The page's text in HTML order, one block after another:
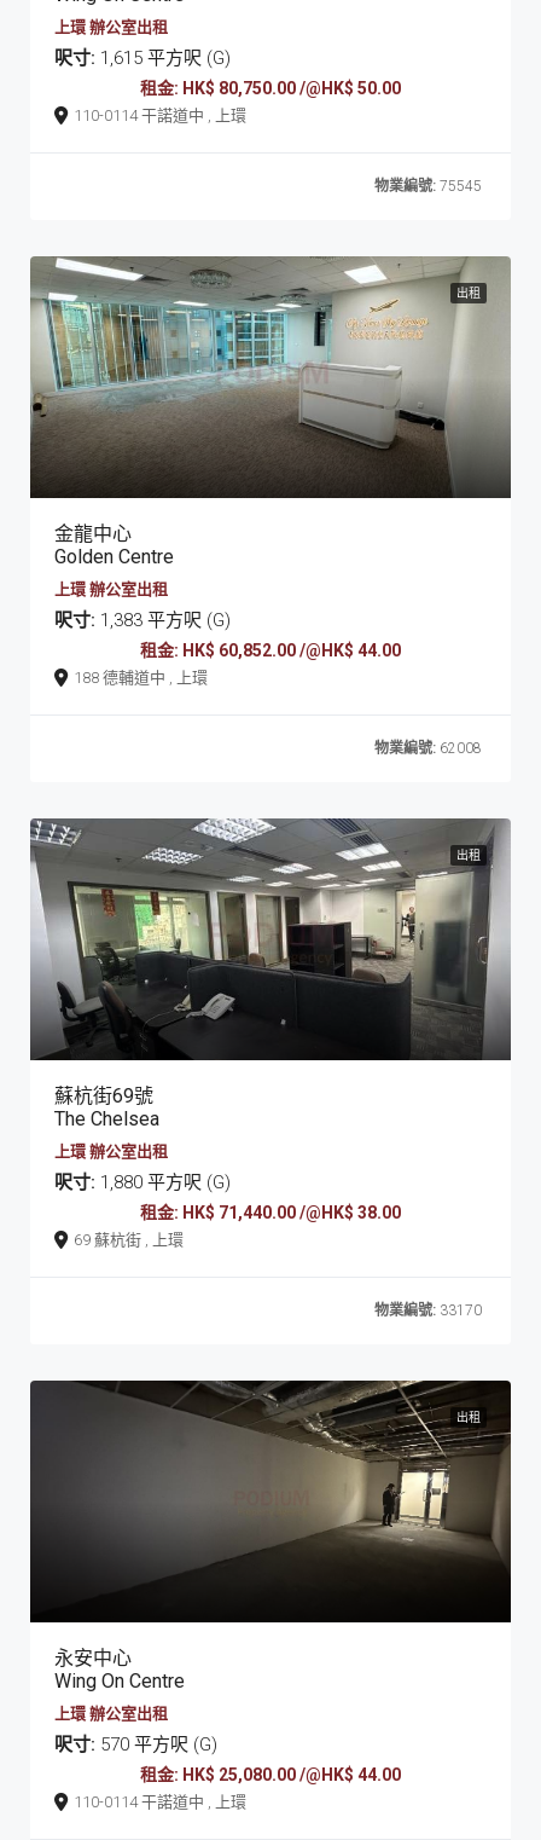
上環 辦公室出租
呎寸: 1,615 平方呎 (G)
租金: HK$ 80,750.00 /@HK$ 50.00
110-0114 干諾道中 , 上環
物業編號: 75545
出租
金龍中心
Golden Centre
上環 辦公室出租
呎寸: 1,383 平方呎 (G)
租金: HK$ 60,852.00 /@HK$ 44.00
188 德輔道中 , 上環
物業編號: 62008
出租
蘇杭街69號
The Chelsea
上環 辦公室出租
呎寸: 1,880 平方呎 (G)
租金: HK$ 71,440.00 /@HK$ 38.00
69 蘇杭街 , 上環
物業編號: 33170
出租
永安中心
Wing On Centre
上環 辦公室出租
呎寸: 570 平方呎 (G)
租金: HK$ 25,080.00 /@HK$ 44.00
110-0114 干諾道中 , 上環